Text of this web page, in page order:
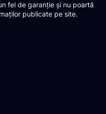
fel de garanție și nu poartă
publicate pe site.